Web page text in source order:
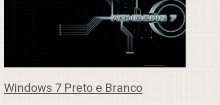
Windows 7 Preto e Branco